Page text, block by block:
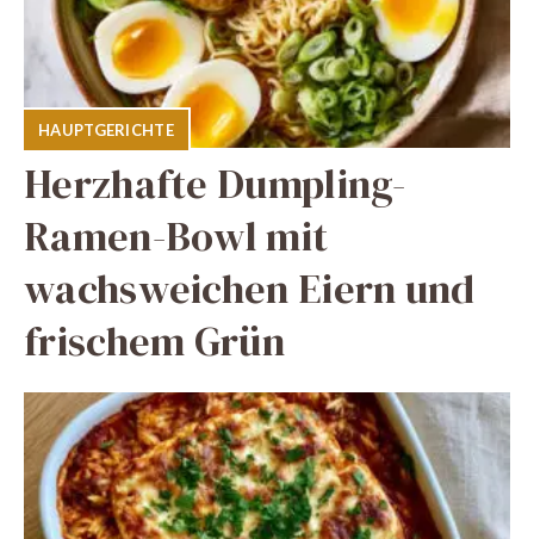
HAUPTGERICHTE
Herzhafte Dumpling-
Ramen-Bowl mit
wachsweichen Eiern und
frischem Grün